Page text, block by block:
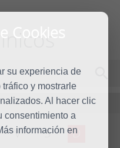
Cookies
su experiencia de
y mostrarle
Al hacer clic
consentimiento a
información en
V S D